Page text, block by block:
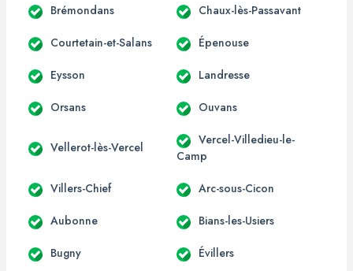
Brémondans Chaux-lès-Passavant
Courtetain-et-Salans Épenouse
Eysson Landresse
Orsans Ouvans
Vellerot-lès-Vercel
Vercel-Villedieu-le-
Camp
Villers-Chief Arc-sous-Cicon
Aubonne Bians-les-Usiers
Bugny Évillers